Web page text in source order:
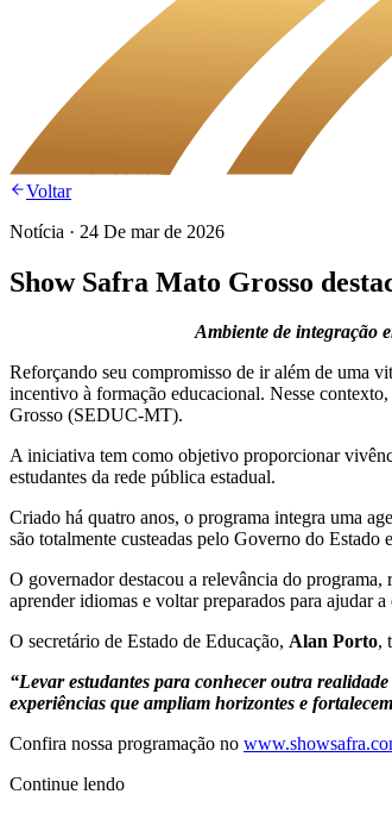
Voltar
Notícia · 24 De mar de 2026
Show Safra Mato Grosso
Ambiente de integração
Reforçando seu compromisso de ir além de uma
incentivo à formação educacional. Nesse
Grosso (SEDUC-MT).
A iniciativa tem como objetivo proporcionar
estudantes da rede pública estadual.
Criado há quatro anos, o programa integra uma
são totalmente custeadas pelo Governo do Estado
O governador destacou a relevância do
aprender idiomas e voltar preparados para ajudar
O secretário de Estado de Educação, Alan Porto,
“Levar estudantes para conhecer outra
experiências que ampliam horizontes e
Confira nossa programação no
Continue lendo